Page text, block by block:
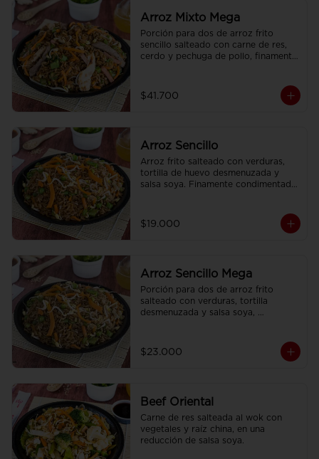
Arroz Mixto Mega
Porción para dos de arroz frito
sencillo salteado con carne de res,
cerdo y pechuga de pollo, finamente
$41.700
Arroz Sencillo
Arroz frito salteado con verduras,
tortilla de huevo desmenuzada y
salsa soya. Finamente condimentado
$19.000
Arroz Sencillo Mega
Porción para dos de arroz frito
salteado con verduras, tortilla
desmenuzada y salsa soya,
$23.000
Beef Oriental
Carne de res salteada al wok con
vegetales y raíz china, en una
reducción de salsa soya.